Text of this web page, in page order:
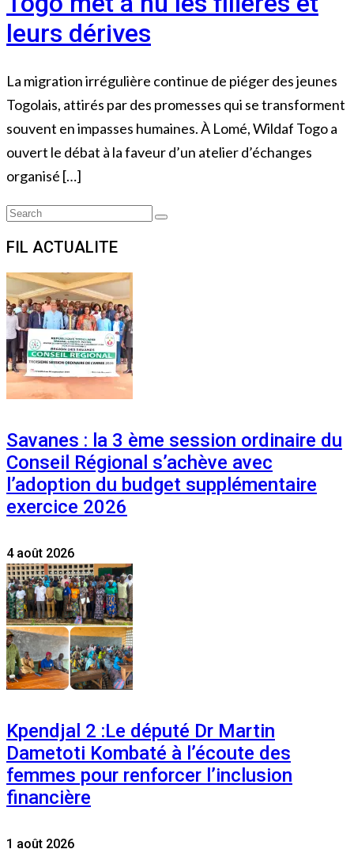
leurs dérives
La migration irrégulière continue de piéger des jeunes
Togolais, attirés par des promesses qui se transforment
souvent en impasses humaines. À Lomé, Wildaf Togo a
ouvert le débat à la faveur d’un atelier d’échanges
organisé […]
Search
Search
FIL ACTUALITE
Savanes : la 3 ème session ordinaire du
Conseil Régional s’achève avec
l’adoption du budget supplémentaire
exercice 2026
4 août 2026
Kpendjal 2 :Le député Dr Martin
Dametoti Kombaté à l’écoute des
femmes pour renforcer l’inclusion
financière
1 août 2026